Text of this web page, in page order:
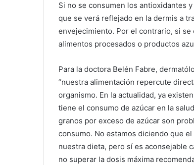
Si no se consumen los antioxidantes
que se verá reflejado en la dermis a
envejecimiento. Por el contrario, si
alimentos procesados o productos
Para la doctora Belén Fabre,
“nuestra alimentación repercute
organismo. En la actualidad, ya
tiene el consumo de azúcar en la
granos por exceso de azúcar son
consumo. No estamos diciendo que
nuestra dieta, pero sí es aconsejable
no superar la dosis máxima